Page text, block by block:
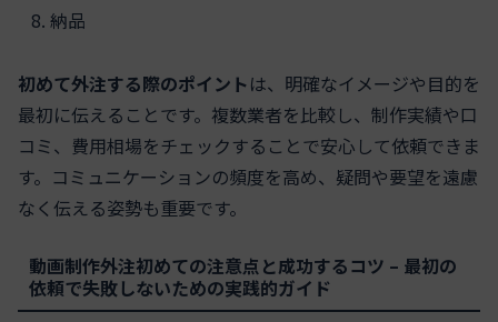
納品
初めて外注する際のポイントは、明確なイメージや目的を
最初に伝えることです。複数業者を比較し、制作実績や口
コミ、費用相場をチェックすることで安心して依頼できま
す。コミュニケーションの頻度を高め、疑問や要望を遠慮
なく伝える姿勢も重要です。
動画制作外注初めての注意点と成功するコツ – 最初の
依頼で失敗しないための実践的ガイド